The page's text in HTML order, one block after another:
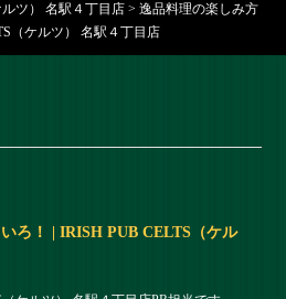
ルツ） 名駅４丁目店 >逸品料理の楽しみ方
（ケルツ） 名駅４丁目店
ろ！ | IRISH PUB CELTS（ケル